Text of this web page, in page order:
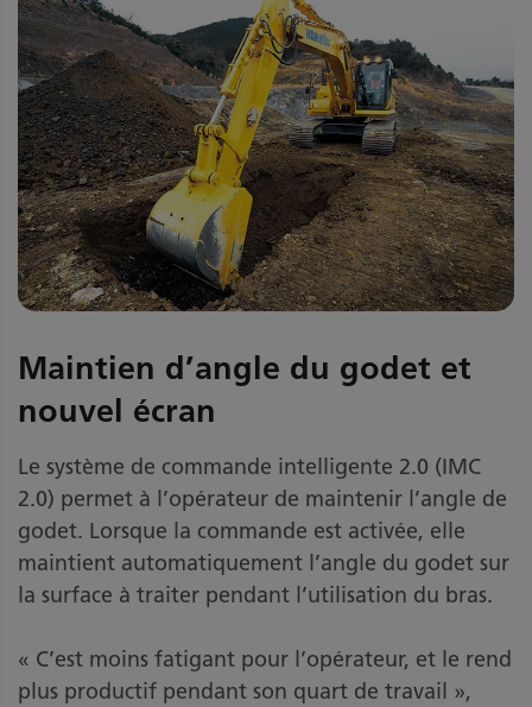
Maintien d’angle du godet et
nouvel écran
Le système de commande intelligente 2.0 (IMC
2.0) permet à l’opérateur de maintenir l’angle de
godet. Lorsque la commande est activée, elle
maintient automatiquement l’angle du godet sur
la surface à traiter pendant l’utilisation du bras.
« C’est moins fatigant pour l’opérateur, et le rend
plus productif pendant son quart de travail »,